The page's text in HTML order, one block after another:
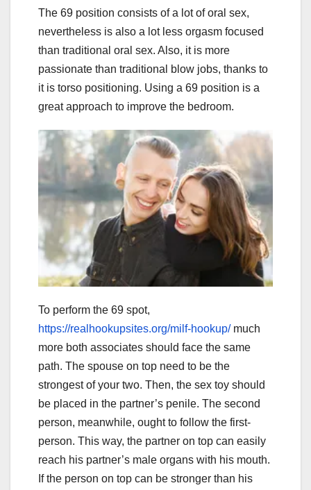
The 69 position consists of a lot of oral sex,
nevertheless is also a lot less orgasm focused
than traditional oral sex. Also, it is more
passionate than traditional blow jobs, thanks to
it is torso positioning. Using a 69 position is a
great approach to improve the bedroom.
To perform the 69 spot,
https://realhookupsites.org/milf-hookup/much
more both associates should face the same
path. The spouse on top need to be the
strongest of your two. Then, the sex toy should
be placed in the partner’s penile. The second
person, meanwhile, ought to follow the first-
person. This way, the partner on top can easily
reach his partner’s male organs with his mouth.
If the person on top can be stronger than his